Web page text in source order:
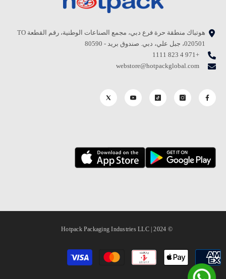
هوتباك منطقة حرة فرع دبي، مجمع الصناعات الوطنية، رقم القطعة TO
020501، جبل علي، دبي. صندوق بريد - 80590
+971 4 823 1111
webstore@hotpackglobal.com
© 2024 | Hotpack Packaging Industries LLC
طرق
الدفع